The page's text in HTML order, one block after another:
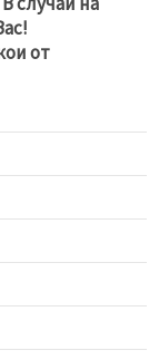
от